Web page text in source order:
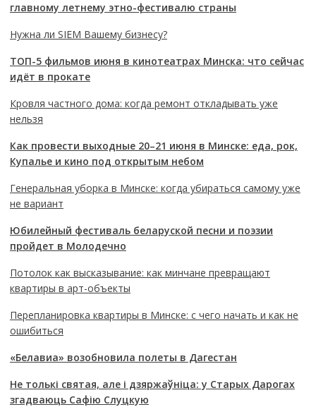
главному летнему этно-фестивалю страны
Нужна ли SIEM Вашему бизнесу?
ТОП-5 фильмов июня в кинотеатрах Минска: что сейчас
идёт в прокате
Кровля частного дома: когда ремонт откладывать уже
нельзя
Как провести выходные 20–21 июня в Минске: еда, рок,
Купалье и кино под открытым небом
Генеральная уборка в Минске: когда убираться самому уже
не вариант
Юбилейный фестиваль беларуской песни и поэзии
пройдет в Молодечно
Потолок как высказывание: как минчане превращают
квартиры в арт-объекты
Перепланировка квартиры в Минске: с чего начать и как не
ошибиться
«Белавиа» возобновила полеты в Дагестан
Не толькі святая, але і дзяржаўніца: у Старых Дарогах
згадваюць Сафію Слуцкую